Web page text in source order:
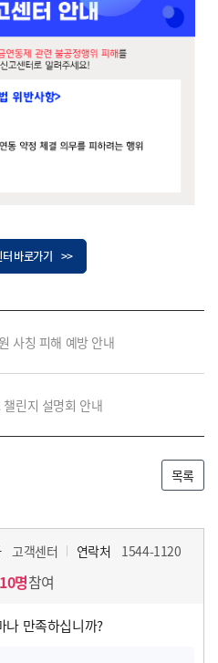
터 바로가기 >>
사칭 피해 예방 안내
린지 설명회 안내
목록
고객센터 연락처 1544-1120
10명참여
나 만족하십니까?